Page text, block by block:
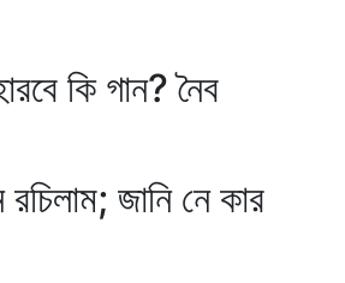
কি গান? নৈব
রচিলাম; জানি নে কার